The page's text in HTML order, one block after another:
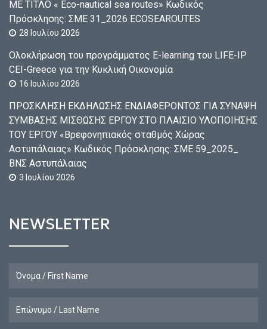
ΜΕ ΤΙΤΛΟ « Eco-nautical sea routes» Κωδικός
Πρόσκλησης: ΣΜΕ 31_2026 ECOSEAROUTES
28 Ιουλίου 2026
Ολοκλήρωση του προγράμματος E-learning του LIFE-IP
CEI-Greece για την Κυκλική Οικονομία
16 Ιουλίου 2026
ΠΡΟΣΚΛΗΣΗ ΕΚΔΗΛΩΣΗΣ ΕΝΔΙΑΦΕΡΟΝΤΟΣ ΓΙΑ ΣΥΝΑΨΗ
ΣΥΜΒΑΣΗΣ ΜΙΣΘΩΣΗΣ ΕΡΓΟΥ ΣΤΟ ΠΛΑΙΣΙΟ ΥΛΟΠΟΙΗΣΗΣ
ΤΟΥ ΕΡΓΟΥ «Βρεφονηπιακός σταθμός Χώρας
Αστυπάλαιας» Κωδικός Πρόσκλησης: ΣΜΕ 59_2025_
ΒΝΣ Αστυπάλαιας
3 Ιουλίου 2026
NEWSLETTER